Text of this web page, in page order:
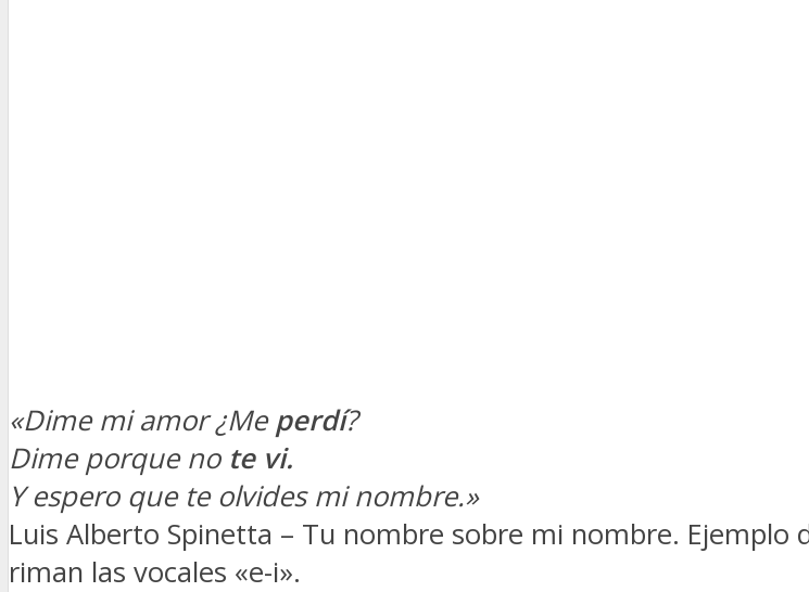
«Dime mi amor ¿Me perdí?
Dime porque no te vi.
Y espero que te olvides mi nombre.»
Luis Alberto Spinetta – Tu nombre sobre mi nombre.
riman las vocales «e-i».